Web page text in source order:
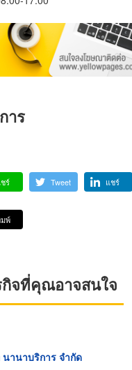
าร
ร์ Tweet แชร์
พ์
จที่คุณอาจสนใจ
านาบริการ จำกัด